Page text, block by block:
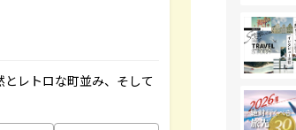
レトロな町並み、そして